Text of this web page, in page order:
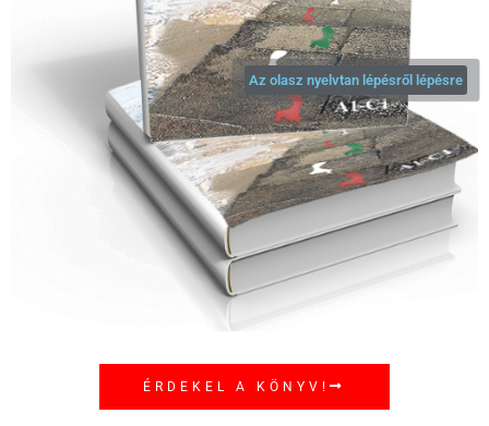
Az olasz nyelvtan lépésről lépésre
ÉRDEKEL A KÖNYV!